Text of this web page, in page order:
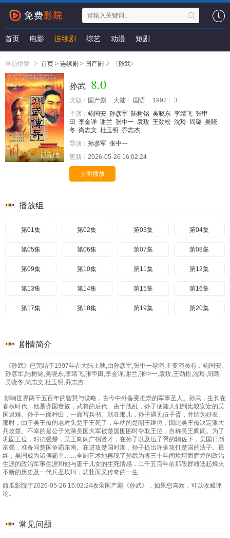
首页 电影 连续剧 综艺 动漫 短剧
当前位置 首页 > 连续剧 > 国产剧 《孙武》
已完结
孙武 8.0
类型： 国产剧 大陆 国语 1997
3
主演： 鲍国安 孙彦军 陆树铭 吴晓东 李靖飞 张甲
田 李金详 谢兰 张中一 袁玫 王劲松 沈玲 周璐 吴晓
冬 尚志文 杜玉明 乔志杰
导演： 孙彦军 张中一
更新： 2026-05-26 16:02:24
立即播放
播放组
第01集 第02集 第03集 第04集
第05集 第06集 第07集 第08集
第09集 第10集 第11集 第12集
第13集 第14集 第15集 第16集
第17集 第18集 第19集 第20集
剧情简介
《孙武》已完结于1997年在大陆上映,由孙彦军,张中一导演,主要演员有：鲍国安,
孙彦军,陆树铭,吴晓东,李靖飞,张甲田,李金详,谢兰,张中一,袁玫,王劲松,沈玲,周璐,
吴晓冬,尚志文,杜玉明,乔志杰.
影响世界两千五百年的智慧与谋略，古今中外备受推崇的军事圣人。孙武，生长在
春秋时代。他是齐国贵族，武将的后代。由于战乱，孙子便随人们到比较安定的吴
国避难。孙子一面种田，一面写兵书。就在那儿，孙子遇见伍子胥，并结为好友。
那时，由于吴王僚的老对头楚平王死了，年幼的楚昭王继位，因此吴王僚决定派大
兵攻楚。不幸的是公子光乘吴国大军被楚国围困时夺取王位，自称吴王阖闾。为了
巩固王位，对抗强楚，吴王阖闾广招贤才，在孙子以及伍子胥的辅佐下，吴国日渐
富强，准备同楚国争霸东南。在进攻楚国时期，孙子提出许多攻打楚国的法子。最
终，吴国成为诸侯霸主……全剧艺术地再现了孙武为将三十年间坎坷而辉煌的政治
生涯的政治军事生涯和他与妻子儿女的生死情感，二千五百年前那段群雄迭起烽火
不断的历史及一代兵圣坎坷，悲壮而又传奇的一生……
西瓜影院于2026-05-26 16:02:24收录国产剧《孙武》，如果您喜欢，可以收藏评
论。
常见问题